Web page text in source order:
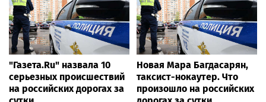
"Газета.Ru" назвала 10
серьезных происшествий
на российских дорогах за
Новая Мара Багдасарян,
таксист-нокаутер. Что
произошло на российских